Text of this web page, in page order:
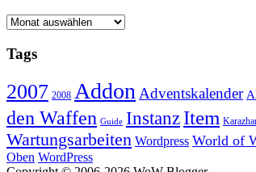
Archiv
Tags
2007 2008 AddonAdventskalender
den Waffen Guide Instanz Item
Wartungsarbeiten Wordpress World of
Oben WordPress